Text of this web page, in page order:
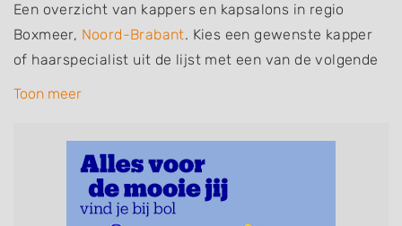
Een overzicht van kappers en kapsalons in regio
Boxmeer, Noord-Brabant. Kies een gewenste kapper
of haarspecialist uit de lijst met een van de volgende
specialisaties of aantekeningen: mannen of
zonder afspraak terecht kunt. De vermelde kappers
kunnen uw haren wassen, knippen, föhnen en kleuren,
maar ook helpen met extensions, balyage, invlechten,
Toon meer